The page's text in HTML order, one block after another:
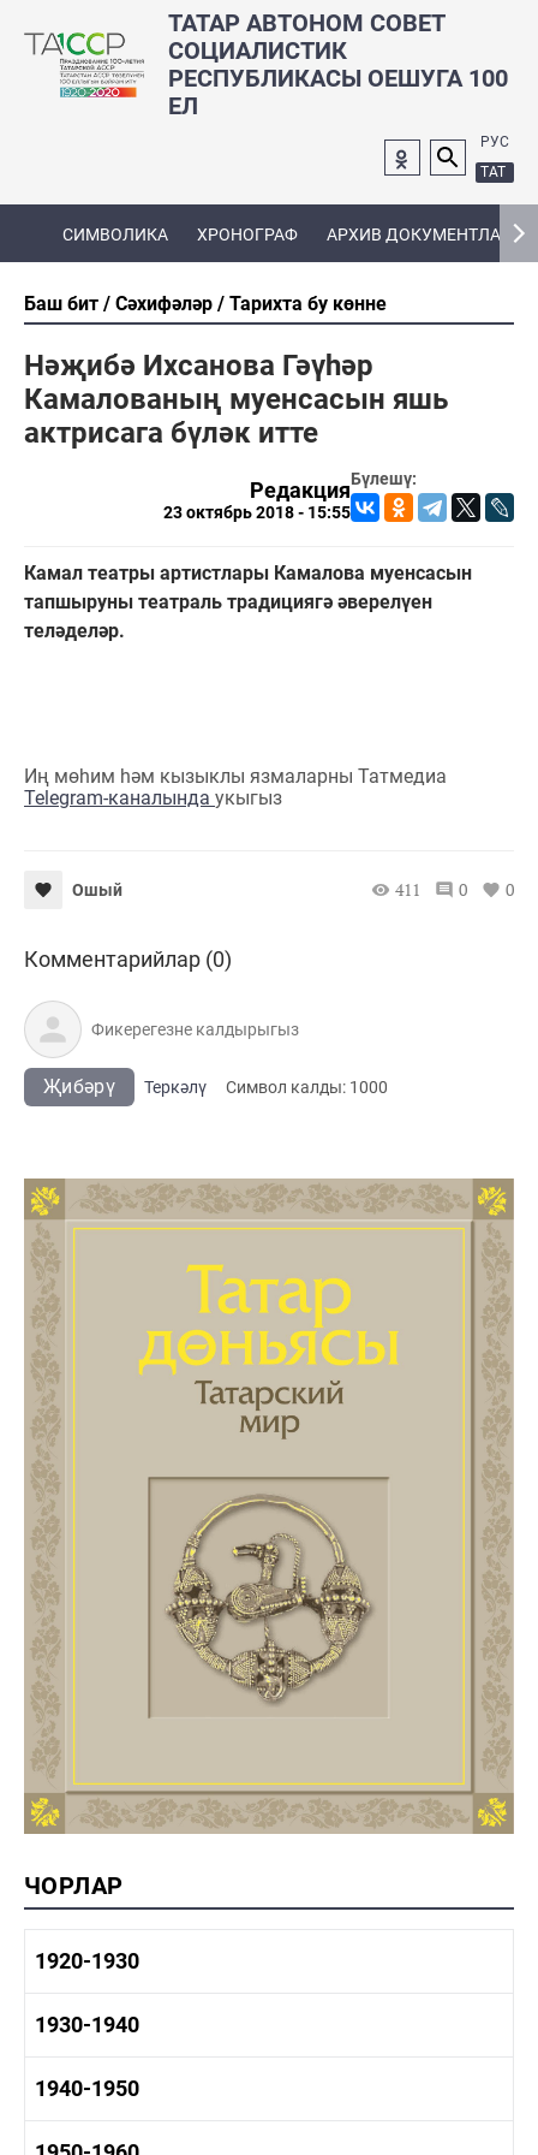
ТАТАР АВТОНОМ СОВЕТ
СОЦИАЛИСТИК
РЕСПУБЛИКАСЫ ОЕШУГА 100
ЕЛ
РУС
ТАТ
СИМВОЛИКА ХРОНОГРАФ АРХИВ ДОКУМЕНТЛАРЫ
Баш бит Сәхифәләр Тарихта бу көнне
Нәҗибә Ихсанова Гәүһәр
Камалованың муенсасын яшь
актрисага бүләк итте
Бүлешү:
Редакция
23 октябрь 2018 - 15:55
Камал театры артистлары Камалова муенсасын
тапшыруны театраль традициягә әверелүен
теләделәр.
Иң мөһим һәм кызыклы язмаларны Татмедиа
Telegram-каналында укыгыз
Ошый 411 0 0
Комментарийлар (0)
Җибәрү Теркәлү Cимвол калды: 1000
ЧОРЛАР
1920-1930
1920-1930 тарих
1920-1930 мәдәният
1930-1940
1930-1940 тарих
1930-1940 мәдәният
1940-1950
1940-1950 тарих